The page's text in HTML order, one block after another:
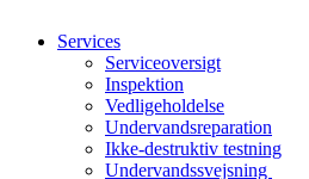
Services
Serviceoversigt
Inspektion
Vedligeholdelse
Undervandsreparation
Ikke-destruktiv testning
Undervandssvejsning